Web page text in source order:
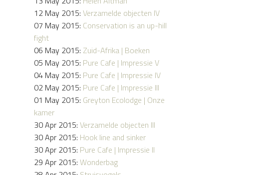
12 May 2015:Verzamelde objecten IV
07 May 2015: Conservation is an up-hill
fight
06 May 2015: Zuid-Afrika | Boeken
05 May 2015: Pure Cafe | Impressie V
04 May 2015: Pure Cafe | Impressie IV
02 May 2015: Pure Cafe | Impressie III
01 May 2015: Greyton Ecolodge | Onze
kamer
30 Apr 2015:Verzamelde objecten III
30 Apr 2015: Hook line and sinker
30 Apr 2015: Pure Cafe | Impressie II
29 Apr 2015:Wonderbag